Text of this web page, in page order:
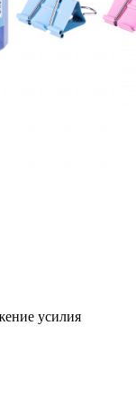
усилия